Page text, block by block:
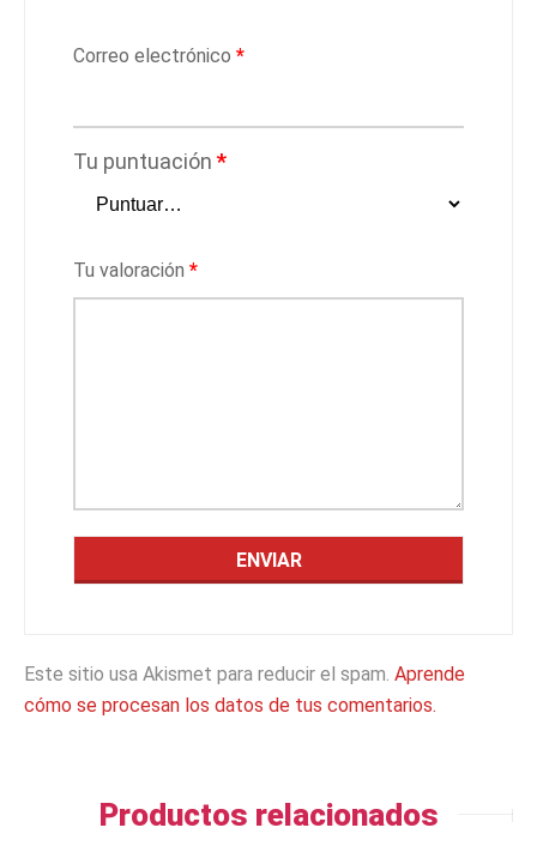
Correo electrónico *
Tu puntuación *
Tu valoración *
Este sitio usa Akismet para reducir el spam. Aprende
cómo se procesan los datos de tus comentarios.
Productos relacionados